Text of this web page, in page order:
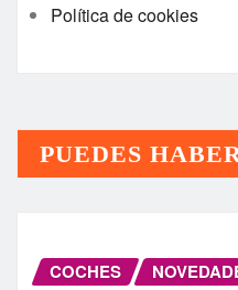
Política de cookies
PUEDES
COCHES